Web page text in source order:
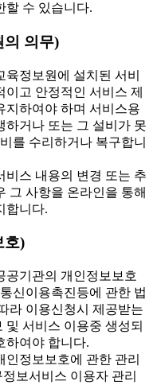
할 수 있습니다.
의 의무)
정보원에 설치된 서비
이고 안정적인 서비스 제
지하여야 하며 서비스용
하거나 또는 그 설비가 못
를 수리하거나 복구합니
스 내용의 변경 또는 추
그 사항을 온라인을 통해
합니다.
호)
기관의 개인정보보호
신이용촉진등에 관한 법
라 이용신청시 제공받는
및 서비스 이용중 생성되
하여야 합니다.
정보보호에 관한 관리
보서비스 이용자 관리